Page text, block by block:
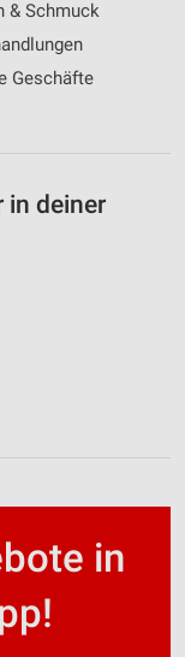
& Schmuck
Geschäfte
in deiner
in